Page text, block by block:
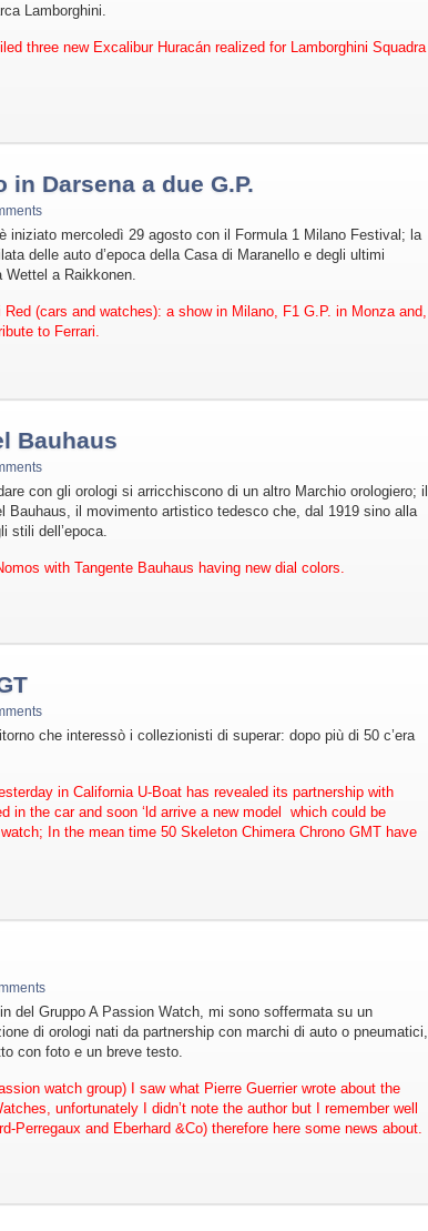
Lamborghini.
three new Excalibur Huracán realized for Lamborghini Squadra
in Darsena a due G.P.
iniziato mercoledì 29 agosto con il Formula 1 Milano Festival; la
delle auto d’epoca della Casa di Maranello e degli ultimi
a Raikkonen.
(cars and watches): a show in Milano, F1 G.P. in Monza and,
to Ferrari.
Bauhaus
con gli orologi si arricchiscono di un altro Marchio orologiero; il
Bauhaus, il movimento artistico tedesco che, dal 1919 sino alla
stili dell’epoca.
with Tangente Bauhaus having new dial colors.
che interessò i collezionisti di superar: dopo più di 50 c’era
in California U-Boat has revealed its partnership with
in the car and soon ‘ld arrive a new model which could be
In the mean time 50 Skeleton Chimera Chrono GMT have
del Gruppo A Passion Watch, mi sono soffermata su un
di orologi nati da partnership con marchi di auto o pneumatici,
con foto e un breve testo.
watch group) I saw what Pierre Guerrier wrote about the
unfortunately I didn’t note the author but I remember well
Perregaux and Eberhard &Co) therefore here some news about.